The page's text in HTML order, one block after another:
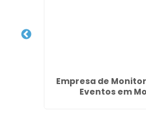
Empresa de
Eventos em